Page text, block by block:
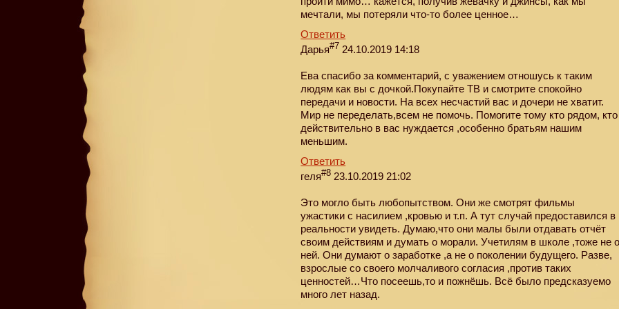
мечтали, мы потеряли что-то более ценное…
Ответить
Дарья#7 24.10.2019 14:18
Ева спасибо за комментарий, с уважением отношусь к таким
людям как вы с дочкой.Покупайте ТВ и смотрите спокойно
передачи и новости. На всех несчастий вас и дочери не хватит.
Мир не переделать,всем не помочь. Помогите тому кто рядом, кто
действительно в вас нуждается ,особенно братьям нашим
меньшим.
Ответить
геля#8 23.10.2019 21:02
Это могло быть любопытством. Они же смотрят фильмы
ужастики с насилием ,кровью и т.п. А тут случай предоставился в
реальности увидеть. Думаю,что они малы были отдавать отчёт
своим действиям и думать о морали. Учетилям в школе ,тоже не
ней. Они думают о заработке ,а не о поколении будущего. Разве,
взрослые со своего молчаливого согласия ,против таких
ценностей…Что посеешь,то и пожнёшь. Всё было предсказуемо
много лет назад.